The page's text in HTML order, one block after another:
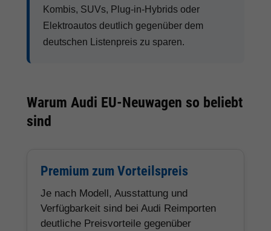
Kombis, SUVs, Plug-in-Hybrids oder
Elektroautos deutlich gegenüber dem
deutschen Listenpreis zu sparen.
Warum Audi EU-Neuwagen so beliebt
sind
Premium zum Vorteilspreis
Je nach Modell, Ausstattung und
Verfügbarkeit sind bei Audi Reimporten
deutliche Preisvorteile gegenüber